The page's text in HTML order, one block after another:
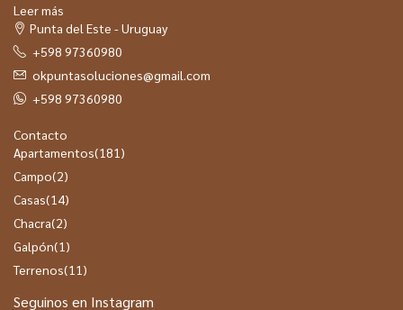
Leer más
Punta del Este - Uruguay
+598 97360980
okpuntasoluciones@gmail.com
+598 97360980
Contacto
Apartamentos(181)
Campo(2)
Casas(14)
Chacra(2)
Galpón(1)
Terrenos(11)
Seguinos en Instagram